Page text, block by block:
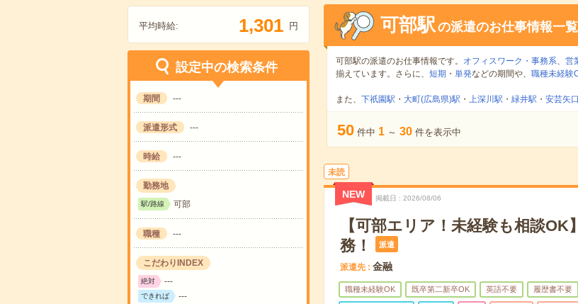
平均時給: 1,301 円
設定中の検索条件
期間 ---
派遣形式 ---
時給 ---
勤務地
駅/路線 可部
職種 ---
こだわりINDEX
絶対 ---
できれば ---
可部駅の派遣のお仕事情報一覧
可部駅の派遣のお仕事情報です。 オフィスワーク・事務系、 営
揃えています。さらに、 短期 ・ 単発などの期間や、 職種未経験
また、 下祇園駅 ・ 大町(広島県)駅 ・ 上深川駅 ・ 緑井駅 ・ 安芸矢
50 件中 1 ～ 30 件を表示中
未読
NEW 掲載日 2026/08/06
【可部エリア！未経験も相談
務！
派遣
派遣先 金融
職種未経験OK 既卒第二新卒OK 英語不要 履歴書不要